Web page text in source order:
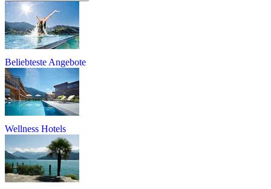
Beliebteste Angebote
Wellness Hotels